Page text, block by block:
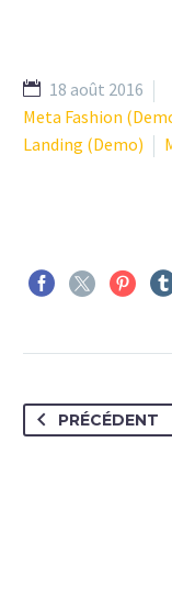
18 août 2016
Meta Fashion
Landing (Demo)
PRÉCÉDENT